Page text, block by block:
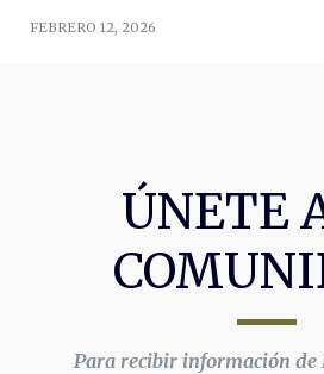
FEBRERO 12, 2026
ÚNETE
Para recibir información de